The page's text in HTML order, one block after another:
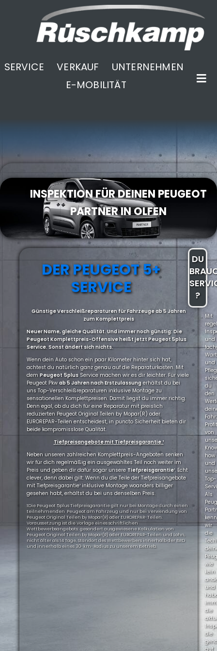
SERVICE VERKAUF
UNTERNEHMEN
E-MOBILITÄT
.
INSPEKTION FÜR DEINEN PEUGEOT
PARTNER IN OLFEN
DER PEUGEOT 5+
SERVICE
Günstige Verschleißreparaturen für Fahrzeuge ab 5 Jahren
zum Komplettpreis
Neuer Name, gleiche Qualität. Und immer noch günstig: Die
Peugeot Komplettpreis-Offensive heißt jetzt Peugeot 5plus
Service. Sonst ändert sich nichts.
Wenn dein Auto schon ein paar Kilometer hinter sich hat,
achtest du natürlich ganz genau auf die Reparaturkosten. Mit
dem Peugeot 5plusService machen wir es dir leichter. Für viele
Peugeot Pkwab 5 Jahren nach Erstzulassungerhältst du bei
uns Top-Verschleißreparaturen inklusive Montage zu
sensationellen Komplettpreisen. Damit liegst du immer richtig.
Denn egal, ob du dich für eine Reparatur mit preislich
reduzierten Peugeot Original Teilen by Mopar(R) oder
EUROREPAR-Teilen entscheidest, in puncto Sicherheit bieten dir
beide kompromisslose Qualität.
Tiefpreisangebote mit Tiefpreisgarantie.¹
Neben unseren zahlreichen Komplettpreis-Angeboten senken
wir für dich regelmäßig ein ausgewähltes Teil noch weiter im
Preis und geben dir dafür sogar unsere Tiefpreisgarantie¹. Echt
clever, denn dabei gilt: Wenn du die Teile der Tiefpreisangebote
mit Tiefpreisgarantie¹ inklusive Montage woanders billiger
gesehen habt, erhältst du bei uns denselben Preis.
1Die Peugeot 5plus Tiefpreisgarantie gilt nur bei Montage durch einen
teilnehmenden Peugeot am Fahrzeug und nur bei Verwendung von
Peugeot Original Teilen by Mopar(R) oder EUROREPAR-Teilen.
Voraussetzung ist die Vorlage eines schriftlichen
Wettbewerbsangebots: gesondert ausgewiesene Kalkulation von
Peugeot Original Teilen by Mopar(R) oder EUROREPAR-Teilen und Lohn,
nicht älter als 14 Tage, Standort des Wettbewerbers innerhalb der BRD
und innerhalb eines 30-km-Radius zu unserem Betrieb.
DU
?
Mit
und
und
du
den
von
how
und
Top-
Als
wir
die
wie
kein
und
die
die
auf